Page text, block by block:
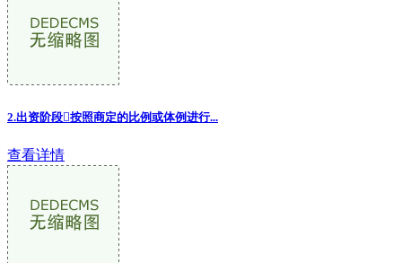
2.出资阶段按照商定的比例或体例进行...
查看详情